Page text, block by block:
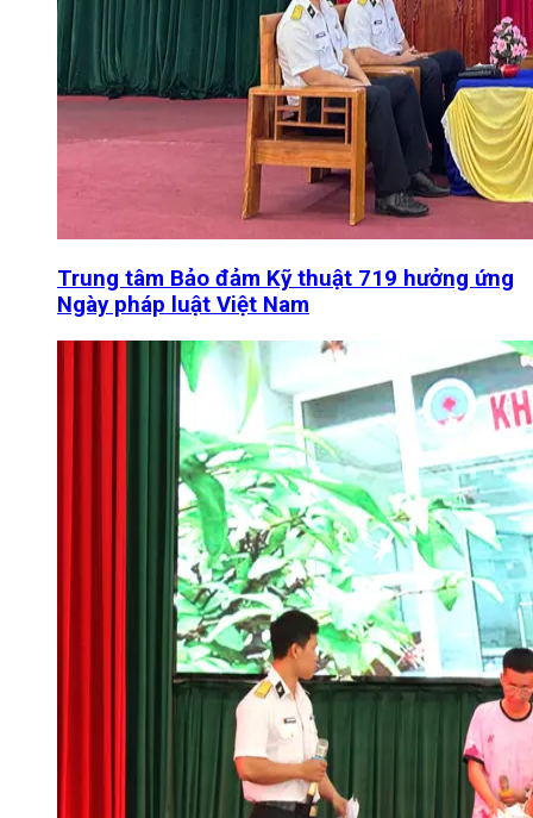
Trung tâm Bảo đảm Kỹ thuật 719 hưởng ứng
Ngày pháp luật Việt Nam